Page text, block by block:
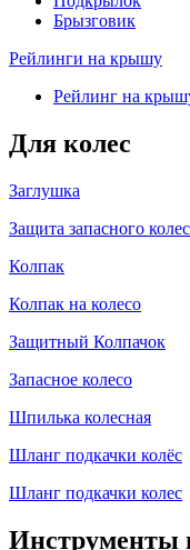
Брызговик
Рейлинги на крышу
Рейлинг на
Для колес
Заглушка
Защита запасного
Колпак
Колпак на колесо
Защитный Колпачок
Запасное колесо
Шпилька колесная
Шланг подкачки колёс
Шланг подкачки колес
Инструменты